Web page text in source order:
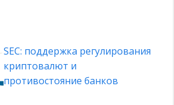
SEC: поддержка регулирования
криптовалют и
противостояние банков